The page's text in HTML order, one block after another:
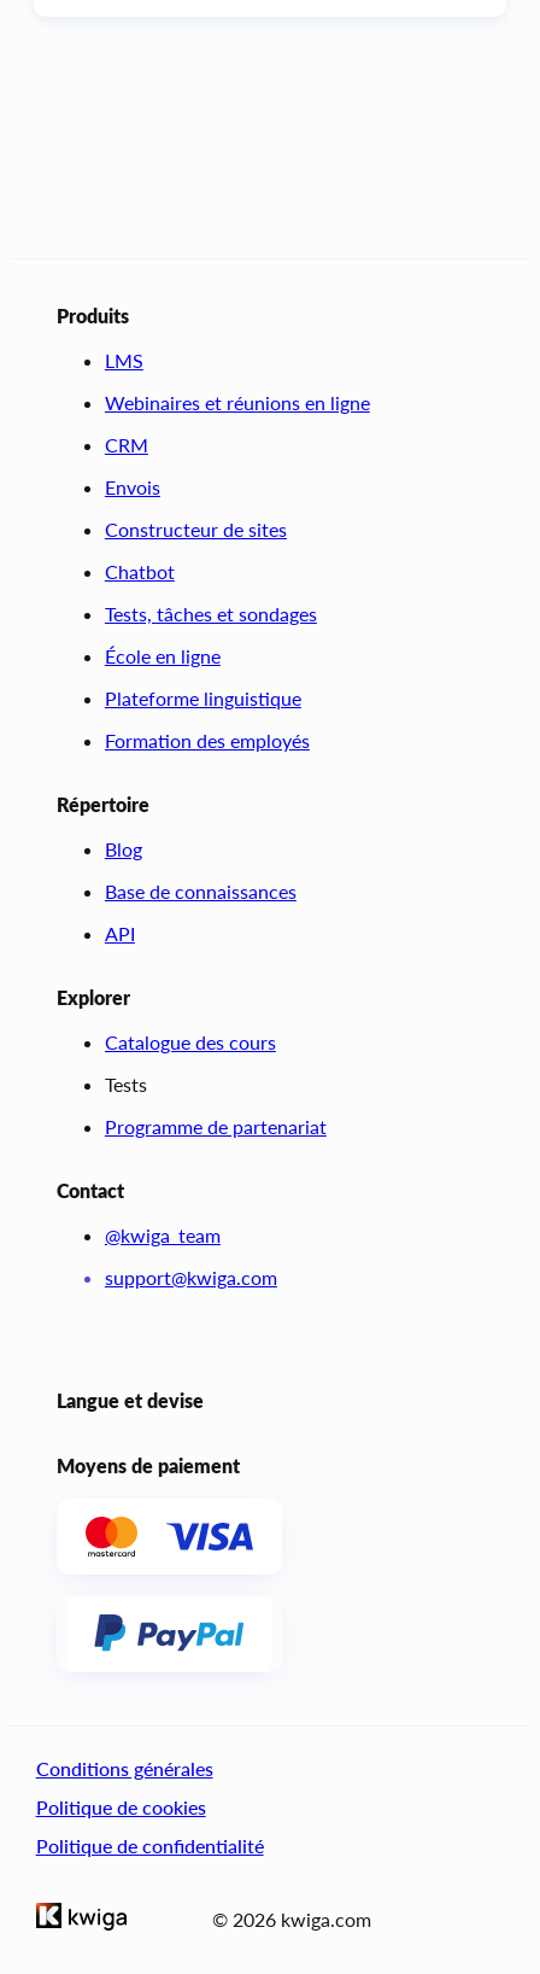
Produits
LMS
Webinaires et réunions en ligne
CRM
Envois
Constructeur de sites
Chatbot
Tests, tâches et sondages
École en ligne
Plateforme linguistique
Formation des employés
Répertoire
Blog
Base de connaissances
API
Explorer
Catalogue des cours
Tests
Programme de partenariat
Contact
@kwiga_team
support@kwiga.com
Langue et devise
Moyens de paiement
© 2026 kwiga.com
Conditions générales
Politique de cookies
Politique de confidentialité